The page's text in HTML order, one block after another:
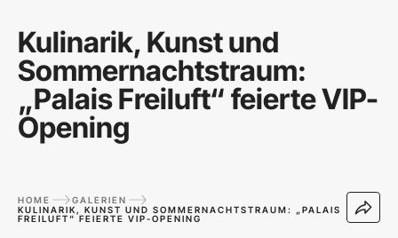
Kulinarik, Kunst und
Sommernachtstraum:
„Palais Freiluft“ feierte VIP-
Opening
HOME
GALERIEN
KULINARIK, KUNST UND SOMMERNACHTSTRAUM: „PALAIS
FREILUFT“ FEIERTE VIP-OPENING